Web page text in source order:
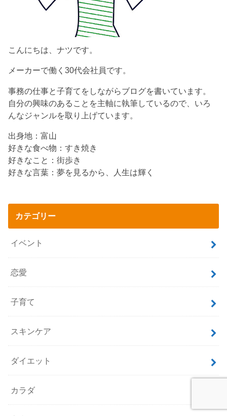
こんにちは、ナツです。
メーカーで働く30代会社員です。
事務の仕事と子育てをしながらブログを書いています。
自分の興味のあることを主軸に執筆しているので、いろ
んなジャンルを取り上げています。
出身地：富山
好きな食べ物：すき焼き
好きなこと：街歩き
好きな言葉：夢を見るから、人生は輝く
カテゴリー
イベント
恋愛
子育て
スキンケア
ダイエット
カラダ